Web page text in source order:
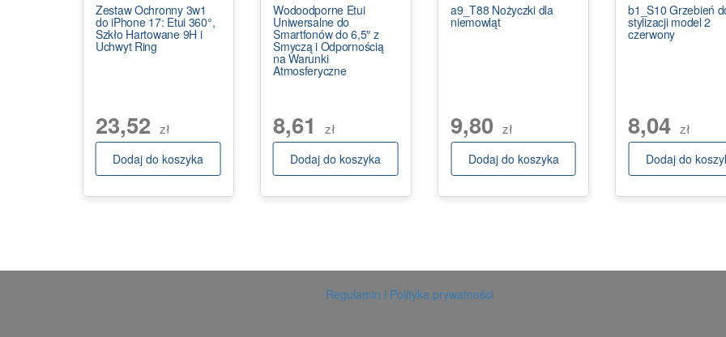
Zestaw Ochronny 3w1
do iPhone 17: Etui 360°,
Szkło Hartowane 9H i
Uchwyt Ring
23,52 zł
Dodaj do koszyka
Wodoodporne Etui
Uniwersalne do
Smartfonów do 6,5″ z
Smyczą i Odpornością
na Warunki
Atmosferyczne
8,61 zł
Dodaj do koszyka
a9_T88 Nożyczki dla
niemowląt
9,80 zł
Dodaj do koszyka
b1_S10 Grzebień
stylizacji model 2
czerwony
8,04 zł
Dodaj do
Regulamin i Polityka prywatności